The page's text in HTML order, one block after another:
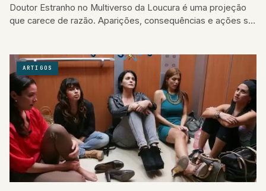
Doutor Estranho no Multiverso da Loucura é uma projeção
que carece de razão. Aparições, consequências e ações só
ARTIGOS